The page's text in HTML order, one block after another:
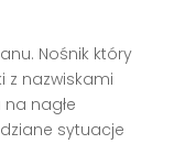
Nośnik który
z nazwiskami
nagłe
sytuacje